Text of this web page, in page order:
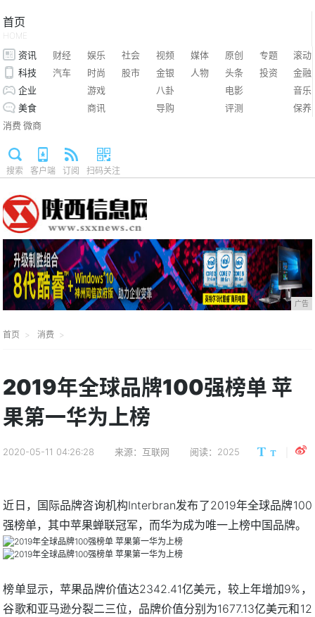
首页
HOME
资讯 财经 娱乐 社会 视频 媒体 原创 专题
滚动
科技
汽车 时尚 股市 金银 人物 头条 投资
金融
企业
游戏 八卦 电影
音乐
美食
商讯 导购 评测
保养
消费 微商
搜索 客户端 订阅 扫码关注
广告
首页 消费
2019年全球品牌100强榜单 苹
果第一华为上榜
2020-05-11 04:26:28 来源：互联网 阅读：2025
近日，国际品牌咨询机构Interbran发布了2019年全球品牌100
强榜单，其中苹果蝉联冠军，而华为成为唯一上榜中国品牌。
榜单显示，苹果品牌价值达2342.41亿美元，较上年增加9%，
谷歌和亚马逊分裂二三位，品牌价值分别为1677.13亿美元和12